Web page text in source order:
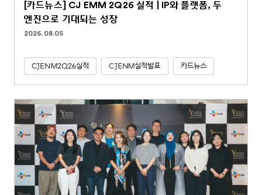
[카드뉴스] CJ EMM 2Q26 실적 | IP와 플랫폼, 두
엔진으로 기대되는 성장
2026.08.05
CJENM2Q26실적 CJENM실적발표 카드뉴스